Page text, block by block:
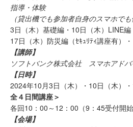
指導・体験
（貸出機でも参加者自身のスマホでも
3日（木）基礎編・10日（木）LINE編
17日（木）防災編（ｾｷｭﾘﾃｨ講座有）
【講師】
ソフトバンク株式会社 スマホアド
【日時】
2024年10月3日（木）・10日（木）・
全４日間講座＞
各回10：00～12：00（9：45受付開始
【会場】